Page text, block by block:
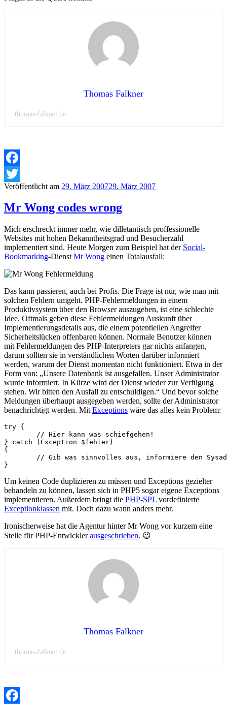
Thomas Falkner
thomas-falkner.de
Facebook
Twitter
Veröffentlicht am 29. März 200729. März 2007
Mr Wong codes wrong
Mich erschreckt immer mehr, wie dilletantisch proffessionelle
Websites mit hohen Bekanntheitsgrad und Besucherzahl
implementiert sind. Heute Morgen zum Beispiel hat der Social-
Bookmarking-Dienst Mr Wong einen Totalausfall:
Das kann passieren, auch bei Profis. Die Frage ist nur, wie man mit
solchen Fehlern umgeht. PHP-Fehlermeldungen in einem
Produktivsystem über den Browser auszugeben, ist eine schlechte
Idee. Oftmals geben diese Fehlermeldungen Auskunft über
Implementierungsdetails aus, die einem potentiellen Angreifer
Sicherheitslücken offenbaren können. Normale Benutzer können
mit Fehlermeldungen des PHP-Interpreters gar nichts anfangen,
darum sollten sie in verständlichen Worten darüber informiert
werden, warum der Dienst momentan nicht funktioniert. Etwa in der
Form von: „Unsere Datenbank ist ausgefallen. Unser Administrator
wurde informiert. In Kürze wird der Dienst wieder zur Verfügung
stehen. Wir bitten den Ausfall zu entschuldigen.“ Und bevor solche
Meldungen überhaupt ausgegeben werden, sollte der Administrator
benachrichtigt werden. Mit Exceptions wäre das alles kein Problem:
try {
} catch (Exception $fehler)
{
Um keinen Code duplizieren zu müssen und Exceptions gezielter
behandeln zu können, lassen sich in PHP5 sogar eigene Exceptions
implementieren. Außerdem bringt die PHP-SPL vordefinierte
Exceptionklassen mit. Doch dazu wann anders mehr.
Ironischerweise hat die Agentur hinter Mr Wong vor kurzem eine
Stelle für PHP-Entwicklerausgeschrieben. 😉
Thomas Falkner
thomas-falkner.de